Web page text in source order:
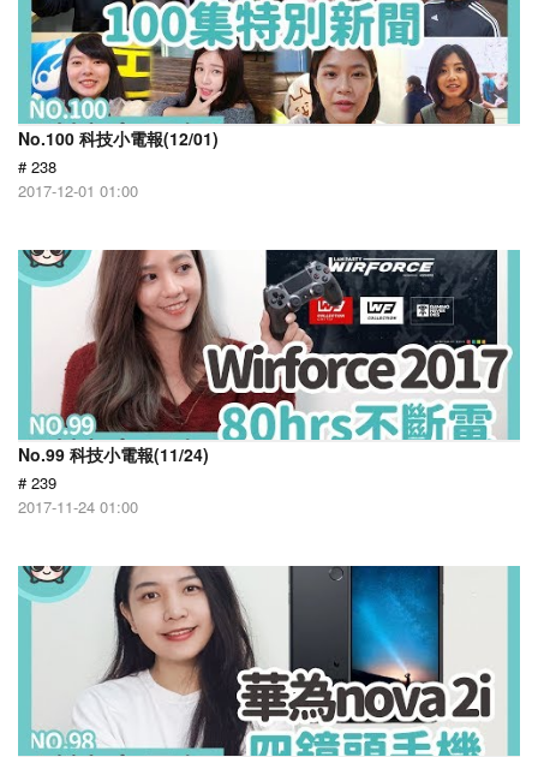
No.100 科技小電報(12/01)
# 238
2017-12-01 01:00
No.99 科技小電報(11/24)
# 239
2017-11-24 01:00